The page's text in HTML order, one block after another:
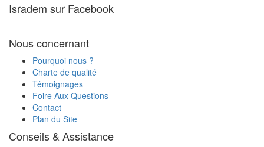
Je vais expédier ma voiture en Israël par
Quels documents sont nécessaires pour
transporter ma voiture d'Israël en France ?
Isradem sur Facebook
Nous concernant
Pourquoi nous ?
Charte de qualité
Témoignages
Foire Aux Questions
Contact
Plan du Site
Conseils & Assistance